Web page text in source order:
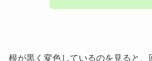
根が黒く変色しているのを見ると、